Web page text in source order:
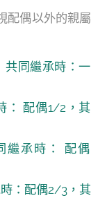
配偶以外的親屬
共同繼承時：一
： 配偶1/2，其
繼承時： 配偶
時：配偶2/3，其